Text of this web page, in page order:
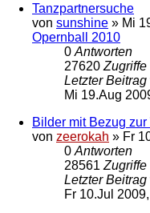
Tanzpartnersuche
von sunshine » Mi
Opernball 2010
0 Antworten
27620 Zugriffe
Letzter Beitrag
Mi 19.Aug
Bilder mit Bezug
von zeerokah » Fr
0 Antworten
28561 Zugriffe
Letzter Beitrag
Fr 10.Jul